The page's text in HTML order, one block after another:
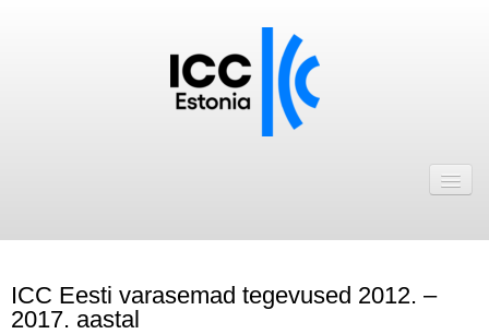
ICC Eesti liikmebaas
ICC Eesti varasemad tegevused 2012. –
2017. aastal